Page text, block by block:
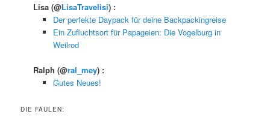
Lisa(@LisaTravelisi) :
Der perfekte Daypack für deine Backpackingreise
Ein Zufluchtsort für Papageien: Die Vogelburg in
Weilrod
Ralph(@ral_mey) :
Gutes Neues!
DIE FAULEN: